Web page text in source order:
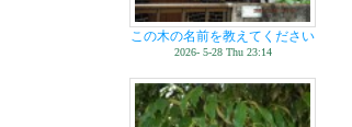
この木の名前を教えてください
2026- 5-28 Thu 23:14